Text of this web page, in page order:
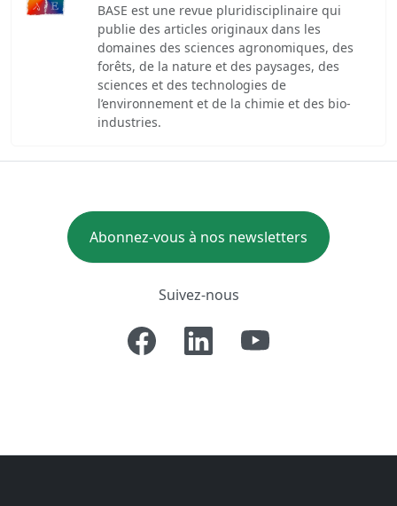
BASE est une revue pluridisciplinaire qui
publie des articles originaux dans les
domaines des sciences agronomiques, des
forêts, de la nature et des paysages, des
sciences et des technologies de
l’environnement et de la chimie et des bio-
industries.
Abonnez-vous à nos newsletters
Suivez-nous